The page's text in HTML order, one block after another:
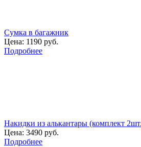
Сумка в багажник
Цена: 1190 руб.
Подробнее
Накидки из алькантары (комплект
Цена: 3490 руб.
Подробнее